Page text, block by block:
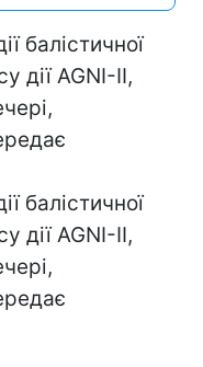
балістичної
дії AGNI-II,
балістичної
дії AGNI-II,